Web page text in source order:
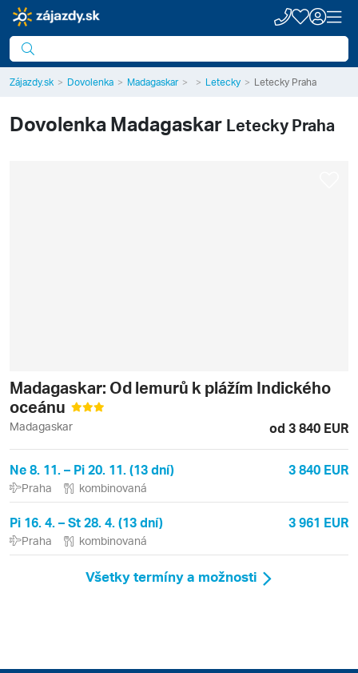
Zájazdy.sk Dovolenka Madagaskar Letecky Letecky Praha
Dovolenka Madagaskar Letecky Praha
Madagaskar: Od lemurů k plážím Indického
oceánu
Madagaskar od 3 840 EUR
Ne 8. 11. – Pi 20. 11. (13 dní) 3 840 EUR
Praha kombinovaná
Pi 16. 4. – St 28. 4. (13 dní) 3 961 EUR
Praha kombinovaná
Všetky termíny a možnosti